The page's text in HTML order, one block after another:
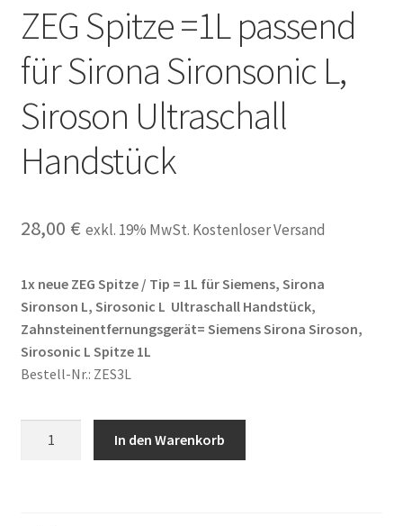
ZEG Spitze =1L passend
für Sirona Sironsonic L,
Siroson Ultraschall
Handstück
28,00 € exkl. 19% MwSt. Kostenloser Versand
1x neue ZEG Spitze / Tip = 1L für Siemens, Sirona
Sironson L, Sirosonic L Ultraschall Handstück,
Zahnsteinentfernungsgerät= Siemens Sirona Siroson,
Sirosonic L Spitze 1L
Bestell-Nr.: ZES3L
In den Warenkorb